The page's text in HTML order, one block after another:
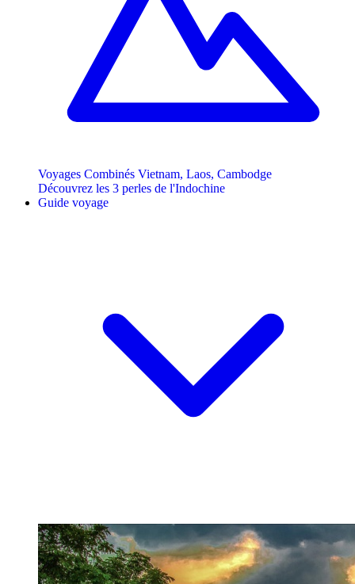
Voyages Combinés Vietnam, Laos, Cambodge
Découvrez les 3 perles de l'Indochine
Guide voyage